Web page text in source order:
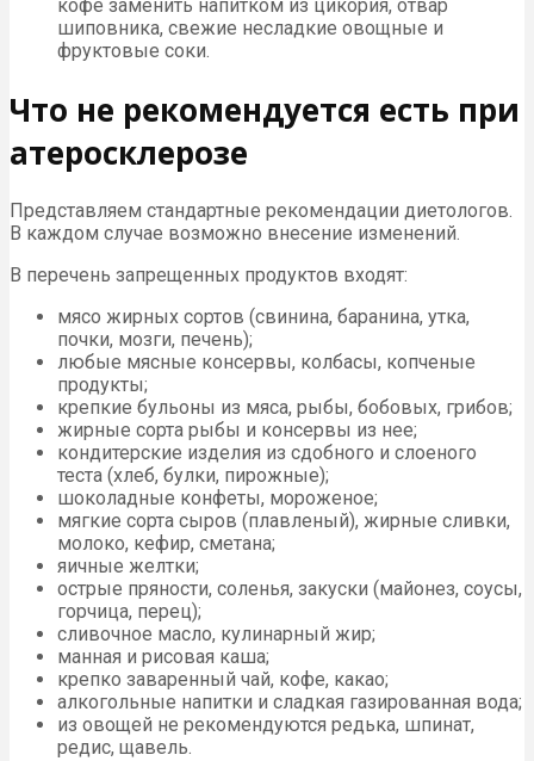
кофе заменить напитком из цикория, отвар
шиповника, свежие несладкие овощные и
фруктовые соки.
Что не рекомендуется есть при
атеросклерозе
Представляем стандартные рекомендации диетологов.
В каждом случае возможно внесение изменений.
В перечень запрещенных продуктов входят:
мясо жирных сортов (свинина, баранина, утка,
почки, мозги, печень);
любые мясные консервы, колбасы, копченые
продукты;
крепкие бульоны из мяса, рыбы, бобовых, грибов;
жирные сорта рыбы и консервы из нее;
кондитерские изделия из сдобного и слоеного
теста (хлеб, булки, пирожные);
шоколадные конфеты, мороженое;
мягкие сорта сыров (плавленый), жирные сливки,
молоко, кефир, сметана;
яичные желтки;
острые пряности, соленья, закуски (майонез, соусы,
горчица, перец);
сливочное масло, кулинарный жир;
манная и рисовая каша;
крепко заваренный чай, кофе, какао;
алкогольные напитки и сладкая газированная вода;
из овощей не рекомендуются редька, шпинат,
редис, щавель.